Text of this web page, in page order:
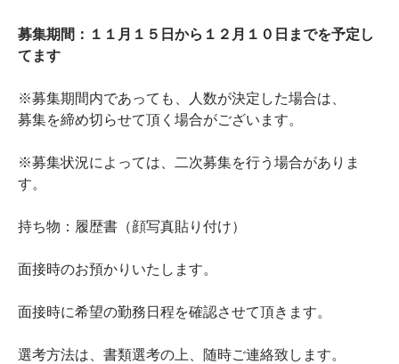
募集期間：１１月１５日から１２月１０日までを予定し
てます
※募集期間内であっても、人数が決定した場合は、
募集を締め切らせて頂く場合がございます。
※募集状況によっては、二次募集を行う場合がありま
す。
持ち物：履歴書（顔写真貼り付け）
面接時のお預かりいたします。
面接時に希望の勤務日程を確認させて頂きます。
選考方法は、書類選考の上、随時ご連絡致します。